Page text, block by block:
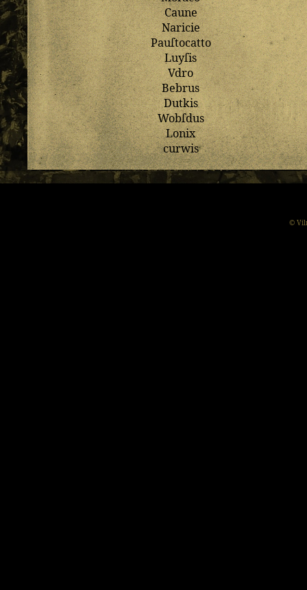
Caune
Naricie
Pauſtocatto
Luyſis
Vdro
Bebrus
Dutkis
Wobſdus
Lonix
curwis
©